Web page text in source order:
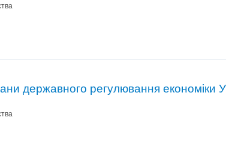
державного регулювання економіки